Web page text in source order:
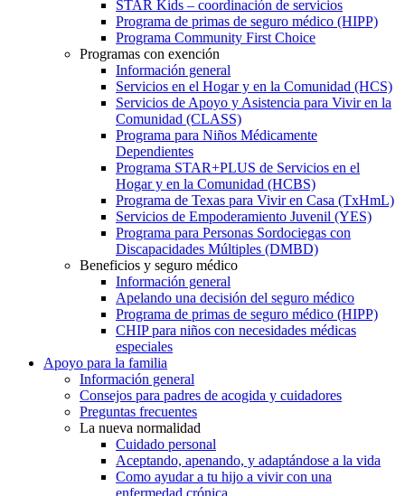
STAR Kids – coordinación de servicios
Programa de primas de seguro médico (HIPP)
Programa Community First Choice
Programas con exención
Información general
Servicios en el Hogar y en la Comunidad (HCS)
Servicios de Apoyo y Asistencia para Vivir en la
Comunidad (CLASS)
Programa para Niños Médicamente
Dependientes
Programa STAR+PLUS de Servicios en el
Hogar y en la Comunidad (HCBS)
Programa de Texas para Vivir en Casa (TxHmL)
Servicios de Empoderamiento Juvenil (YES)
Programa para Personas Sordociegas con
Discapacidades Múltiples (DMBD)
Beneficios y seguro médico
Información general
Apelando una decisión del seguro médico
Programa de primas de seguro médico (HIPP)
CHIP para niños con necesidades médicas
especiales
Apoyo para la familia
Información general
Consejos para padres de acogida y cuidadores
Preguntas frecuentes
La nueva normalidad
Cuidado personal
Aceptando, apenando, y adaptándose a la vida
Como ayudar a tu hijo a vivir con una
enfermedad crónica